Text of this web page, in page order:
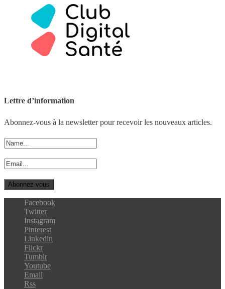
Lettre d’information
Abonnez-vous à la newsletter pour recevoir les nouveaux articles.
Facebook
Twitter
Instagram
Pinterest
Linkedin
Flickr
Tumblr
Youtube
Email
Rss